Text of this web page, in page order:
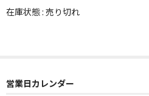
7INC
在庫状態 : 売り切れ
営業日カレンダー